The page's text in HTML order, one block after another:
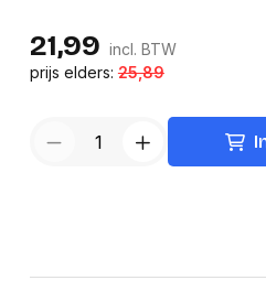
21,99 incl. BTW
prijs elders:25,89